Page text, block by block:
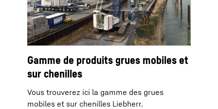
Gamme de produits grues mobiles et
sur chenilles
Vous trouverez ici la gamme des grues
mobiles et sur chenilles Liebherr.